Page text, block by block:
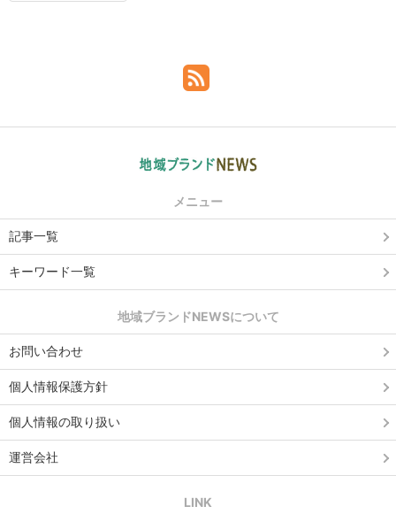
メニュー
記事一覧
キーワード一覧
地域ブランドNEWSについて
お問い合わせ
個人情報保護方針
個人情報の取り扱い
運営会社
LINK